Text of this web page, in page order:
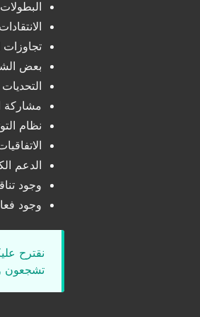
تجاوزات
بعض
مشاركة
نظام
الدعم
وجود
وجود
نقترح
تشجعون